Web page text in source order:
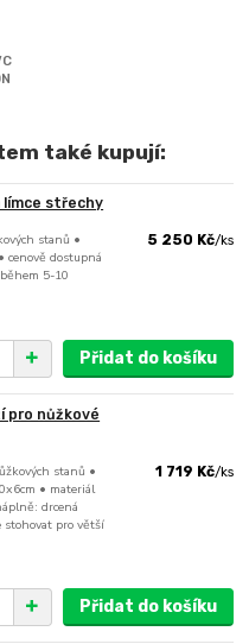
také kupují:
límce střechy
stanů •
cenově dostupná
5-10
5 250 Kč/ks
Přidat do košíku
pro nůžkové
stanů •
• materiál
drcená
stohovat pro větší
1 719 Kč/ks
Přidat do košíku